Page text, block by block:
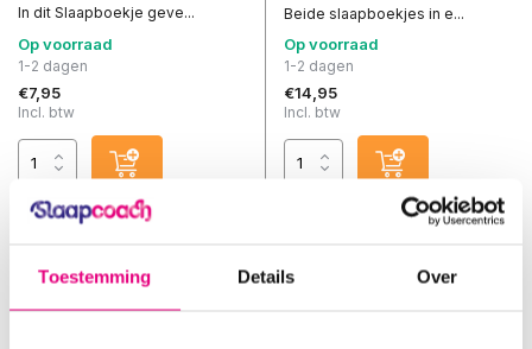
Toestemming Details Over
In dit Slaapboekje geve...
Op voorraad
1-2 dagen
€7,95
Incl. btw
Beide slaapboekjes in e...
Op voorraad
1-2 dagen
€14,95
Incl. btw